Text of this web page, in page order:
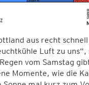
aus recht
Luft zu uns“,
vom Samstag
Momente, wie die